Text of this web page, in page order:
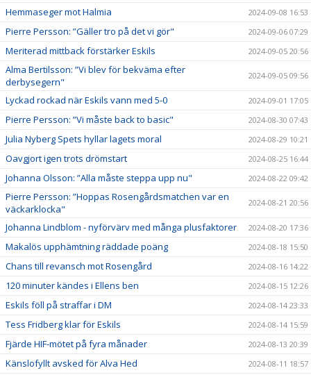
Hemmaseger mot Halmia 2024-09-08 16:53
Pierre Persson: ”Gäller tro på det vi gör" 2024-09-06 07:29
Meriterad mittback förstärker Eskils 2024-09-05 20:56
Alma Bertilsson: ”Vi blev för bekväma efter
derbysegern"
2024-09-05 09:56
Lyckad rockad när Eskils vann med 5-0 2024-09-01 17:05
Pierre Persson: ”Vi måste back to basic" 2024-08-30 07:43
Julia Nyberg Spets hyllar lagets moral 2024-08-29 10:21
Oavgjort igen trots drömstart 2024-08-25 16:44
Johanna Olsson: ”Alla måste steppa upp nu" 2024-08-22 09:42
Pierre Persson: ”Hoppas Rosengårdsmatchen var en
väckarklocka"
2024-08-21 20:56
Johanna Lindblom - nyförvärv med många plusfaktorer 2024-08-20 17:36
Makalös upphämtning räddade poäng 2024-08-18 15:50
Chans till revansch mot Rosengård 2024-08-16 14:22
120 minuter kändes i Ellens ben 2024-08-15 12:26
Eskils föll på straffar i DM 2024-08-14 23:33
Tess Fridberg klar för Eskils 2024-08-14 15:59
Fjärde HIF-mötet på fyra månader 2024-08-13 20:39
Känslofyllt avsked för Alva Hed 2024-08-11 18:57